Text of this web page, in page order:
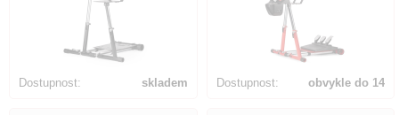
Dostupnost: skladem Dostupnost:
obvykle do 14